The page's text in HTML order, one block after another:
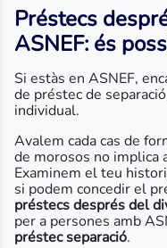
Préstecs
ASNEF: és
Si estàs en ASNEF,
de préstec de
individual.
Avalem cada cas de
de morosos no implica
Examinem el teu
si podem concedir el
préstecs després del
per a persones amb
préstec separació.